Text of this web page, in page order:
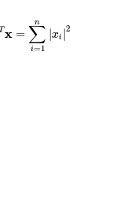
x =
n
∑
i=1
|xi |2